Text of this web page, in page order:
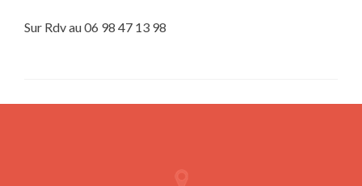
Sur Rdv au 06 98 47 13 98